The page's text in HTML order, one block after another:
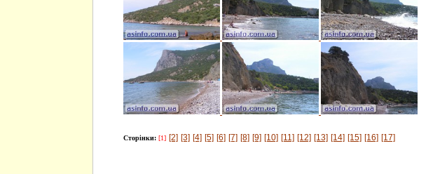
Сторінки: [1] [2] [3] [4] [5] [6] [7] [8] [9] [10] [11] [12] [13] [14] [15] [16] [17]